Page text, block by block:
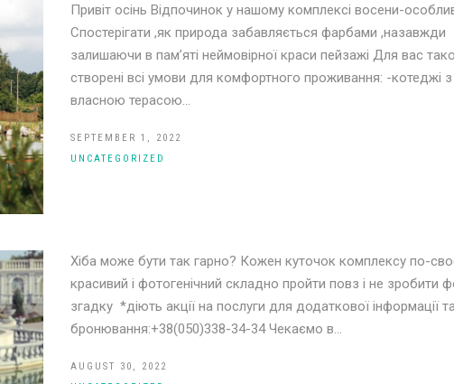
Привіт осінь Відпочинок у нашому комплексі восени-
Спостерігати ,як природа забавляється фарбами ,назавжди
залишаючи в пам’яті неймовірної краси пейзажі Для вас
створені всі умови для комфортного проживання: -котеджі з
власною терасою…
SEPTEMBER 1, 2022
UNCATEGORIZED
Хіба може бути так гарно? Кожен куточок комплексу по-
красивий і фотогенічний складно пройти повз і не зробити
згадку *діють акції на послуги для додаткової інформації та
бронювання:+38(050)338-34-34 Чекаємо в…
AUGUST 30, 2022